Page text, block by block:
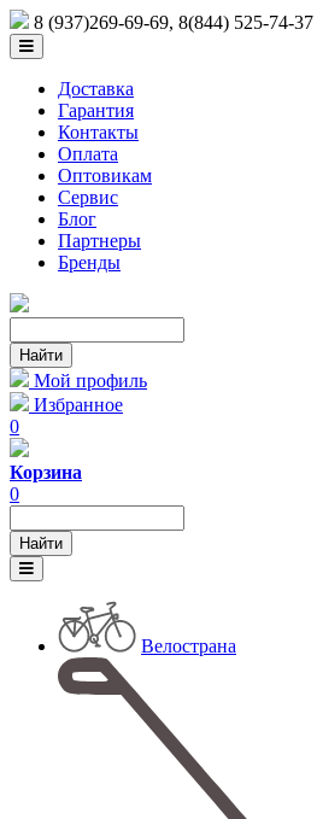
8 (937)269-69-69, 8(844) 525-74-37
Доставка
Гарантия
Контакты
Оплата
Оптовикам
Сервис
Блог
Партнеры
Бренды
Мой профиль
Избранное
0
Корзина
0
Велострана